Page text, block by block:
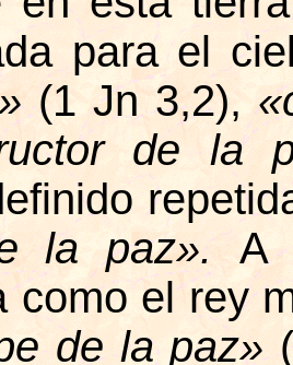
para el
(1 Jn 3,2),
de la
la paz».A
como el rey
de la paz»